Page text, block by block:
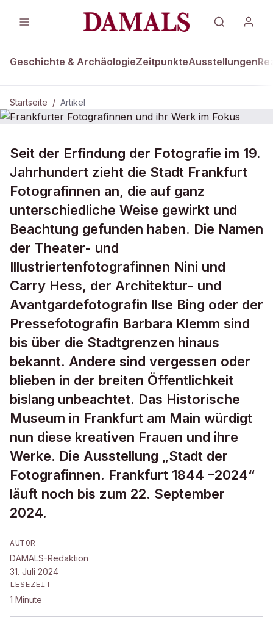
Geschichte & ArchäologieZeitpunkteAusstellungen
Startseite / Artikel
Frankfurter Fotografinnen und ihr
Werk im Fokus
Seit der Erfindung der Fotografie im 19.
Jahrhundert zieht die Stadt Frankfurt
Fotografinnen an, die auf ganz
unterschiedliche Weise gewirkt und
Beachtung gefunden haben. Die Namen
der Theater- und
Illustriertenfotografinnen Nini und
Carry Hess, der Architektur- und
Avantgardefotografin Ilse Bing oder der
Pressefotografin Barbara Klemm sind
bis über die Stadtgrenzen hinaus
bekannt. Andere sind vergessen oder
blieben in der breiten Öffentlichkeit
bislang unbeachtet. Das Historische
Museum in Frankfurt am Main würdigt
nun diese kreativen Frauen und ihre
Werke. Die Ausstellung „Stadt der
Fotografinnen. Frankfurt 1844 –2024“
läuft noch bis zum 22. September
2024.
AUTOR
DAMALS-Redaktion
31. Juli 2024
LESEZEIT
1 Minute